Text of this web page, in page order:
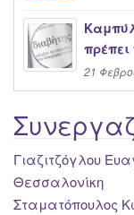
πρέπει
21
Γιαζιτζόγλου
Θεσσαλονίκη
Σταματόπουλος